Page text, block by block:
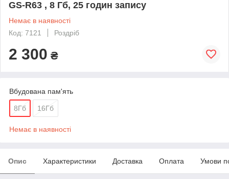
GS-R63 , 8 Гб, 25 годин запису
Немає в наявності
Код: 7121
Роздріб
2 300 ₴
Вбудована пам'ять
8Гб 16Гб
Немає в наявності
Опис Характеристики Доставка Оплата Умови